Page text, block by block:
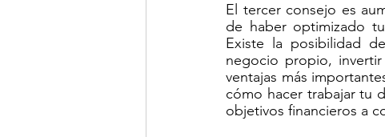
El tercer consejo es
de haber optimizado
Existe la posibilidad
negocio propio,
ventajas más
cómo hacer trabajar tu
objetivos financieros a